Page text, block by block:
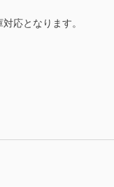
応となります。